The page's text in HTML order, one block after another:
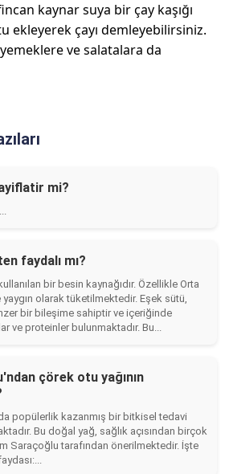
kaynar suya bir çay kaşığı
ekleyerek çayı demleyebilirsiniz.
yemeklere ve salatalara da
mi?
faydalı mı?
bir besin kaynağıdır. Özellikle Orta
olarak tüketilmektedir. Eşek sütü,
bir bileşime sahiptir ve içeriğinde
ve proteinler bulunmaktadır. Bu...
çörek otu yağının
popülerlik kazanmış bir bitkisel tedavi
Bu doğal yağ, sağlık açısından birçok
Saraçoğlu tarafından önerilmektedir. İşte